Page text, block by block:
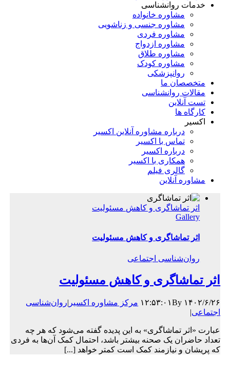
خدمات روانشناسی
مشاوره خانواده
مشاوره جنسی و زناشویی
مشاوره فردی
مشاوره ازدواج
مشاوره طلاق
مشاوره کودک
روانپزشکی
متخصصان ما
مقالات روانشناسی
تست آنلاین
کارگاه ها
اکسیر
درباره مشاوره آنلاین اکسیر
تماس با اکسیر
درباره اکسیر
همکاری با اکسیر
گالری فیلم
مشاوره آنلاین
اثر تماشاگری و کاهش مسئولیت
Gallery
اثر تماشاگری و کاهش مسئولیت
روان‌شناسی اجتماعی
اثر تماشاگری و کاهش مسئولیت
۱۴۰۲/۶/۲۶ ۱۲:۵۳:۰۱ By مرکز مشاوره اکسیر |روان‌شناسی
اجتماعی|
عبارت «اثر تماشاگری» به این پدیده گفته می‌شود که هر چه
تعداد حاضران یک صحنه بیشتر باشد، احتمال کمک آن‌ها به فردی
که پریشان و نیازمند کمک است کمتر خواهد [...]